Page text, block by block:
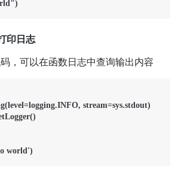
印日志
，可以在函数日志中查询输出内容
stream=sys.stdout)